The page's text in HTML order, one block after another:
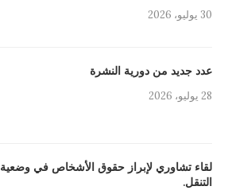
30 يوليو، 2026
عدد جديد من دورية النشرة
28 يوليو، 2026
لقاء تشاوري لإبراز حقوق الأشخاص في وضعية
التنقل.